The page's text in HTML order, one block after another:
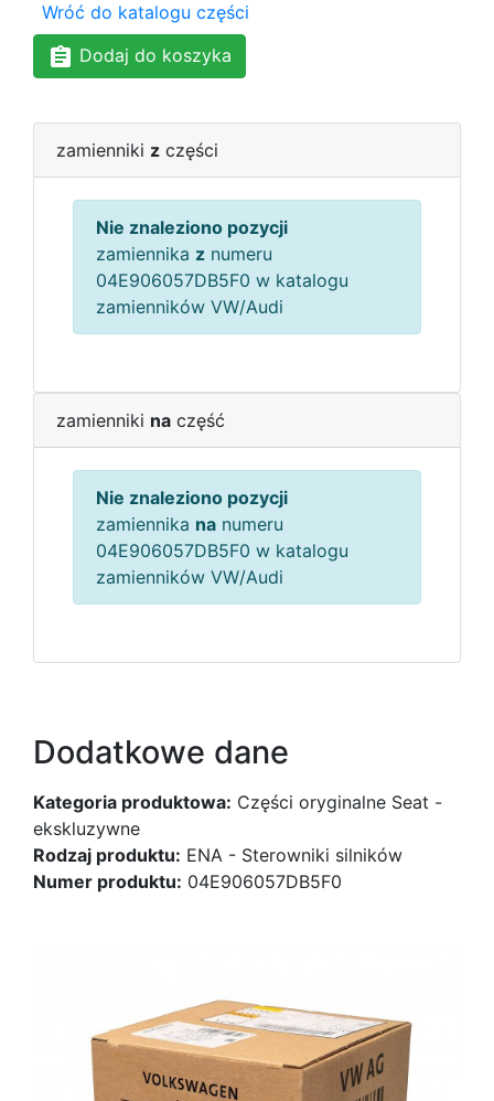
Wróć do katalogu części
Dodaj do koszyka
zamienniki z części
Nie znaleziono pozycji
zamiennika z numeru
04E906057DB5F0 w katalogu
zamienników VW/Audi
zamienniki na część
Nie znaleziono pozycji
zamiennika na numeru
04E906057DB5F0 w katalogu
zamienników VW/Audi
Dodatkowe dane
Kategoria produktowa: Części oryginalne Seat -
ekskluzywne
Rodzaj produktu: ENA - Sterowniki silników
Numer produktu: 04E906057DB5F0